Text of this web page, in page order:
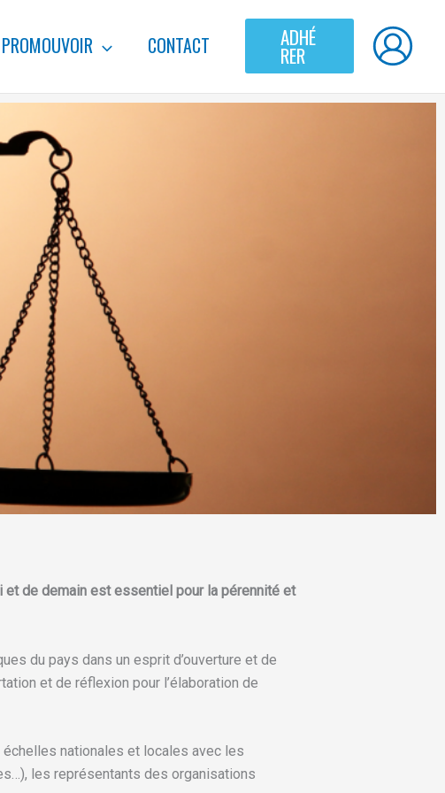
PROMOUVOIR CONTACT ADHÉ
RER
et de demain est essentiel pour la pérennité et
du pays dans un esprit d’ouverture et de
et de réflexion pour l’élaboration de
nationales et locales avec les
les représentants des organisations